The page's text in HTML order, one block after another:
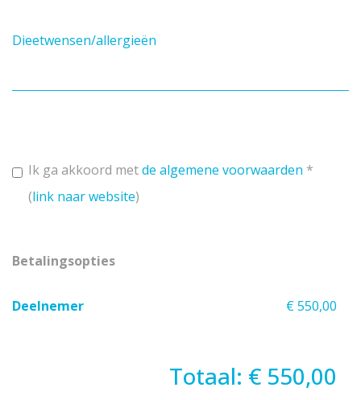
Dieetwensen/allergieën
Ik ga akkoord metde algemene voorwaarden *
(link naar website)
Betalingsopties
Deelnemer € 550,00
Totaal: € 550,00